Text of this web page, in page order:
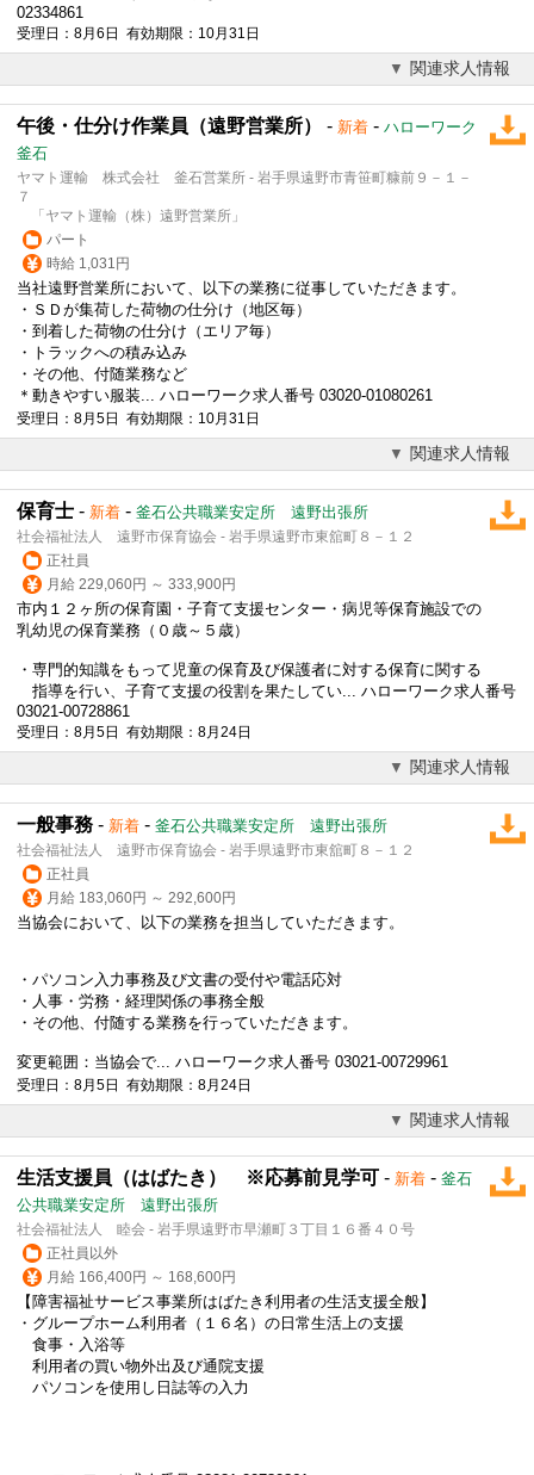
02334861
受理日：8月6日 有効期限：10月31日
関連求人情報
午後・仕分け作業員（遠野営業所） - 新着 - ハローワーク
釜石
ヤマト運輸 株式会社 釜石営業所 - 岩手県遠野市青笹町糠前９－１－
７
「ヤマト運輸（株）遠野営業所」
パート
時給 1,031円
当社遠野営業所において、以下の業務に従事していただきます。
・ＳＤが集荷した荷物の仕分け（地区毎）
・到着した荷物の仕分け（エリア毎）
・トラックへの積み込み
・その他、付随業務など
＊動きやすい服装... ハローワーク求人番号 03020-01080261
受理日：8月5日 有効期限：10月31日
関連求人情報
保育士 - 新着 - 釜石公共職業安定所 遠野出張所
社会福祉法人 遠野市保育協会 - 岩手県遠野市東舘町８－１２
正社員
月給 229,060円 ～ 333,900円
市内１２ヶ所の保育園・子育て支援センター・病児等保育施設での
乳幼児の保育業務（０歳～５歳）
・専門的知識をもって児童の保育及び保護者に対する保育に関する
指導を行い、子育て支援の役割を果たしてい... ハローワーク求人番号
03021-00728861
受理日：8月5日 有効期限：8月24日
関連求人情報
一般事務 - 新着 - 釜石公共職業安定所 遠野出張所
社会福祉法人 遠野市保育協会 - 岩手県遠野市東舘町８－１２
正社員
月給 183,060円 ～ 292,600円
当協会において、以下の業務を担当していただきます。
・パソコン入力事務及び文書の受付や電話応対
・人事・労務・経理関係の事務全般
・その他、付随する業務を行っていただきます。
変更範囲：当協会で... ハローワーク求人番号 03021-00729961
受理日：8月5日 有効期限：8月24日
関連求人情報
生活支援員（はばたき） ※応募前見学可 - 新着 - 釜石
公共職業安定所 遠野出張所
社会福祉法人 睦会 - 岩手県遠野市早瀬町３丁目１６番４０号
正社員以外
月給 166,400円 ～ 168,600円
【障害福祉サービス事業所はばたき利用者の生活支援全般】
・グループホーム利用者（１６名）の日常生活上の支援
食事・入浴等
利用者の買い物外出及び通院支援
パソコンを使用し日誌等の入力